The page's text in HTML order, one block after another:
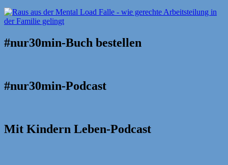
#nur30min-Buch bestellen
#nur30min-Podcast
Mit Kindern Leben-Podcast